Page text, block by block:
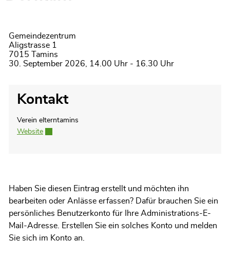
Gemeindezentrum
Aligstrasse 1
7015 Tamins
30. September 2026, 14.00 Uhr - 16.30 Uhr
Kontakt
Verein elterntamins
Website
Haben Sie diesen Eintrag erstellt und möchten ihn
bearbeiten oder Anlässe erfassen? Dafür brauchen Sie ein
persönliches Benutzerkonto für Ihre Administrations-E-
Mail-Adresse. Erstellen Sie ein solches Konto und melden
Sie sich im Konto an.